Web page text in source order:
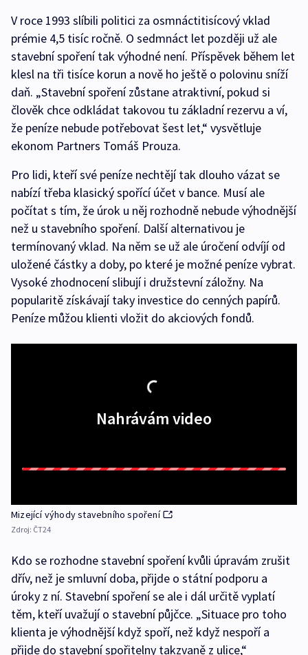
V roce 1993 slíbili politici za osmnáctitisícový vklad
prémie 4,5 tisíc ročně. O sedmnáct let později už ale
stavební spoření tak výhodné není. Příspěvek během let
klesl na tři tisíce korun a nově ho ještě o polovinu sníží
daň. „Stavební spoření zůstane atraktivní, pokud si
člověk chce odkládat takovou tu základní rezervu a ví,
že peníze nebude potřebovat šest let,“ vysvětluje
ekonom Partners Tomáš Prouza.
Pro lidi, kteří své peníze nechtějí tak dlouho vázat se
nabízí třeba klasický spořící účet v bance. Musí ale
počítat s tím, že úrok u něj rozhodně nebude výhodnější
než u stavebního spoření. Další alternativou je
termínovaný vklad. Na něm se už ale úročení odvíjí od
uložené částky a doby, po které je možné peníze vybrat.
Vysoké zhodnocení slibují i družstevní záložny. Na
popularitě získávají taky investice do cenných papírů.
Peníze můžou klienti vložit do akciových fondů.
Nahrávám video
Mizející výhody stavebního spoření
Zdroj: ČT24
Kdo se rozhodne stavební spoření kvůli úpravám zrušit
dřív, než je smluvní doba, přijde o státní podporu a
úroky z ní. Stavební spoření se ale i dál určitě vyplatí
těm, kteří uvažují o stavební půjčce. „Situace pro toho
klienta je výhodnější když spoří, než když nespoří a
přijde do stavební spořitelny takzvaně z ulice,“